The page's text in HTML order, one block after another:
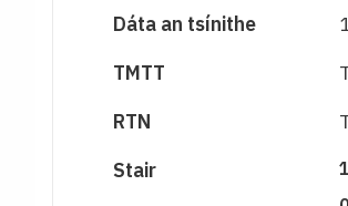
Dáta an tsínithe
TMTT
RTN
Stair